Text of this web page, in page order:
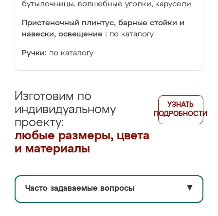
бутылочницы, волшебные уголки, карусели
Пристеночный плинтус, барные стойки и
навески, освещение : по каталогу
Ручки: по каталогу
Изготовим по
индивидуальному
проекту:
любые размеры, цвета
и материалы
УЗНАТЬ
ПОДРОБНОСТИ
Часто задаваемые вопросы ▼